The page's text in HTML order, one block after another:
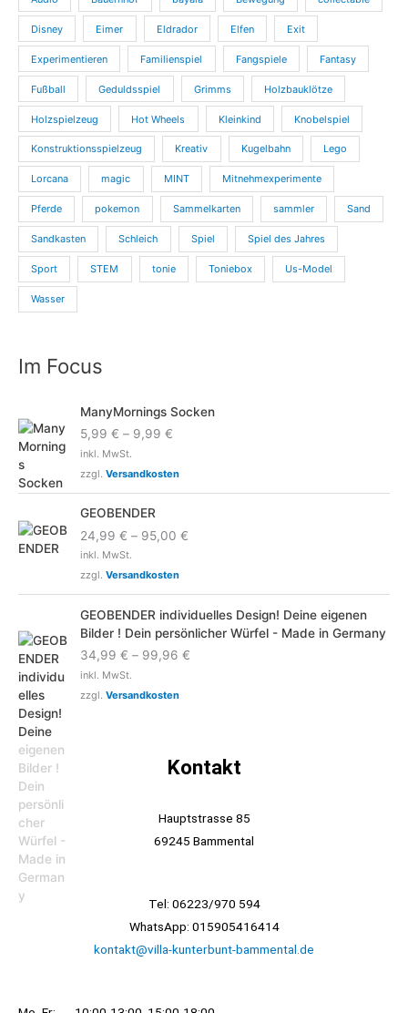
Disney Eimer Eldrador Elfen Exit
Experimentieren Familienspiel Fangspiele Fantasy
Fußball Geduldsspiel Grimms Holzbauklötze
Holzspielzeug Hot Wheels Kleinkind Knobelspiel
Konstruktionsspielzeug Kreativ Kugelbahn Lego
Lorcana magic MINT Mitnehmexperimente
Pferde pokemon Sammelkarten sammler Sand
Sandkasten Schleich Spiel Spiel des Jahres
Sport STEM tonie Toniebox Us-Model
Wasser
Im Focus
ManyMornings Socken
5,99€ – 9,99€
inkl. MwSt.
zzgl.Versandkosten
GEOBENDER
24,99€ – 95,00€
inkl. MwSt.
zzgl.Versandkosten
GEOBENDER individuelles Design! Deine eigenen
Bilder ! Dein persönlicher Würfel - Made in Germany
34,99€ – 99,96€
inkl. MwSt.
zzgl.Versandkosten
Kontakt
Hauptstrasse 85
69245 Bammental
Tel: 06223/970 594
WhatsApp: 015905416414
kontakt@villa-kunterbunt-bammental.de